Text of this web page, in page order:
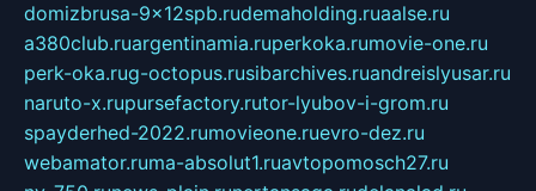
domizbrusa-9x12spb.rudemaholding.ruaalse.ru
a380club.ruargentinamia.ruperkoka.rumovie-one.ru
perk-oka.rug-octopus.rusibarchives.ruandreislyusar.ru
naruto-x.rupursefactory.rutor-lyubov-i-grom.ru
spayderhed-2022.rumovieone.ruevro-dez.ru
webamator.ruma-absolut1.ruavtopomosch27.ru